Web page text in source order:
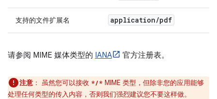
支持的文件扩展名 application/pdf
请参阅 MIME 媒体类型的 IANA 官方注册表。
注意 ： 虽然您可以接收 */* MIME 类型，但除非您的应用能够
处理任何类型的传入内容，否则我们强烈建议您不要这样做。